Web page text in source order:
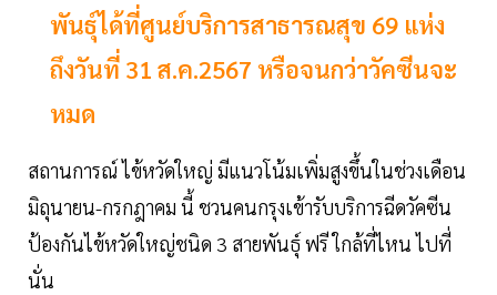
พันธุ์ได้ที่ศูนย์บริการสาธารณสุข 69 แห่ง
ถึงวันที่ 31 ส.ค.2567 หรือจนกว่าวัคซีนจะ
หมด
สถานการณ์ ไข้หวัดใหญ่ มีแนวโน้มเพิ่มสูงขึ้นในช่วงเดือน
มิถุนายน-กรกฎาคม นี้ ชวนคนกรุงเข้ารับบริการฉีดวัคซีน
ป้องกันไข้หวัดใหญ่ชนิด 3 สายพันธุ์ ฟรี ใกล้ที่ไหน ไปที่
นั่น